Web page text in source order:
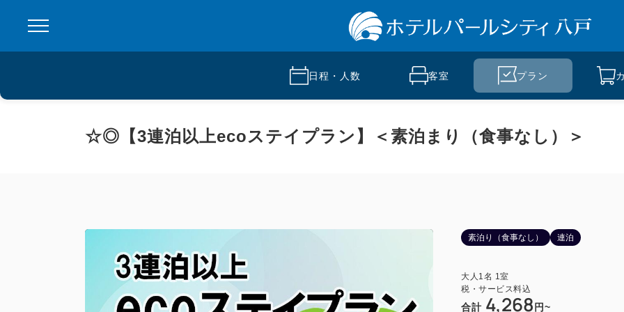
日程・人数 客室 プラン
☆◎【3連泊以上ecoステイプラン】＜素泊まり（食事なし）＞
素泊り（食事なし） 連泊
大人 1名 1室
税・サービス料込
合計 4,268 円~